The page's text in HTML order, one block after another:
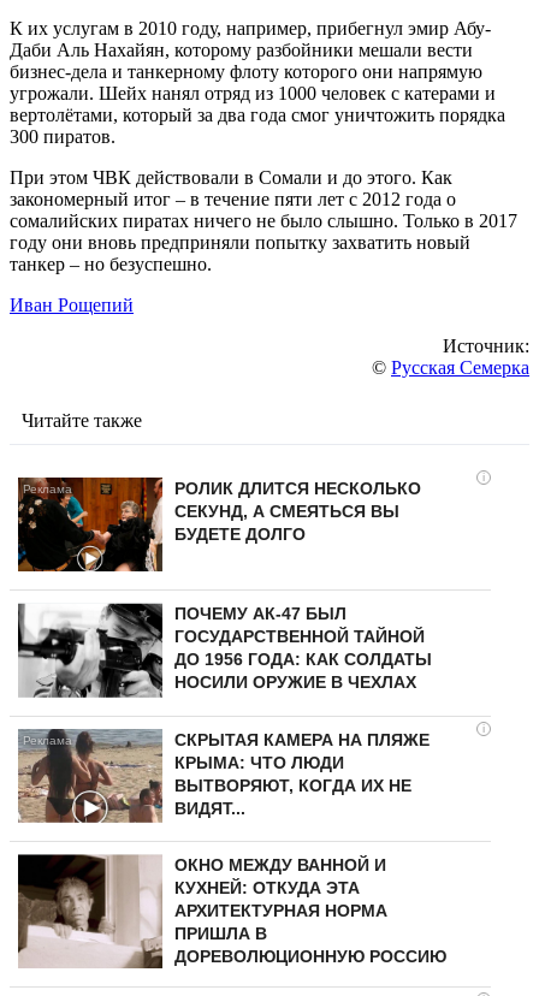
К их услугам в 2010 году, например, прибегнул эмир Абу-
Даби Аль Нахайян, которому разбойники мешали вести
бизнес-дела и танкерному флоту которого они напрямую
угрожали. Шейх нанял отряд из 1000 человек с катерами и
вертолётами, который за два года смог уничтожить порядка
300 пиратов.
При этом ЧВК действовали в Сомали и до этого. Как
закономерный итог – в течение пяти лет с 2012 года о
сомалийских пиратах ничего не было слышно. Только в 2017
году они вновь предприняли попытку захватить новый
танкер – но безуспешно.
Иван Рощепий
Источник:
© Русская Семерка
Читайте также
i
РОЛИК ДЛИТСЯ НЕСКОЛЬКО
СЕКУНД, А СМЕЯТЬСЯ ВЫ
БУДЕТЕ ДОЛГО
ПОЧЕМУ АК-47 БЫЛ
ГОСУДАРСТВЕННОЙ ТАЙНОЙ
ДО 1956 ГОДА: КАК СОЛДАТЫ
НОСИЛИ ОРУЖИЕ В ЧЕХЛАХ
i
СКРЫТАЯ КАМЕРА НА ПЛЯЖЕ
КРЫМА: ЧТО ЛЮДИ
ВЫТВОРЯЮТ, КОГДА ИХ НЕ
ВИДЯТ...
ОКНО МЕЖДУ ВАННОЙ И
КУХНЕЙ: ОТКУДА ЭТА
АРХИТЕКТУРНАЯ НОРМА
ПРИШЛА В
ДОРЕВОЛЮЦИОННУЮ РОССИЮ